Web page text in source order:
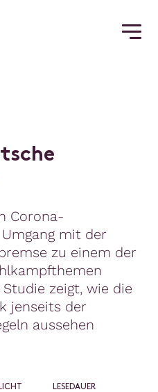
tsche
Corona-
mit der
zu einem der
zeigt, wie die
jenseits der
aussehen
LESEDAUER